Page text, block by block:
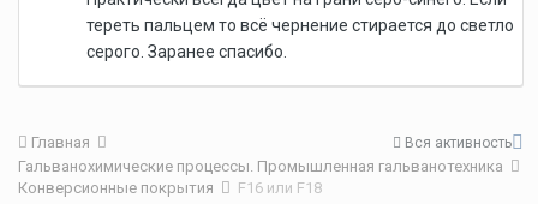
тереть пальцем то всё чернение стирается до светло
серого. Заранее спасибо.
Вся активность
Главная
Гальванохимические процессы. Промышленная гальванотехника
Конверсионные покрытия
F16 или F18